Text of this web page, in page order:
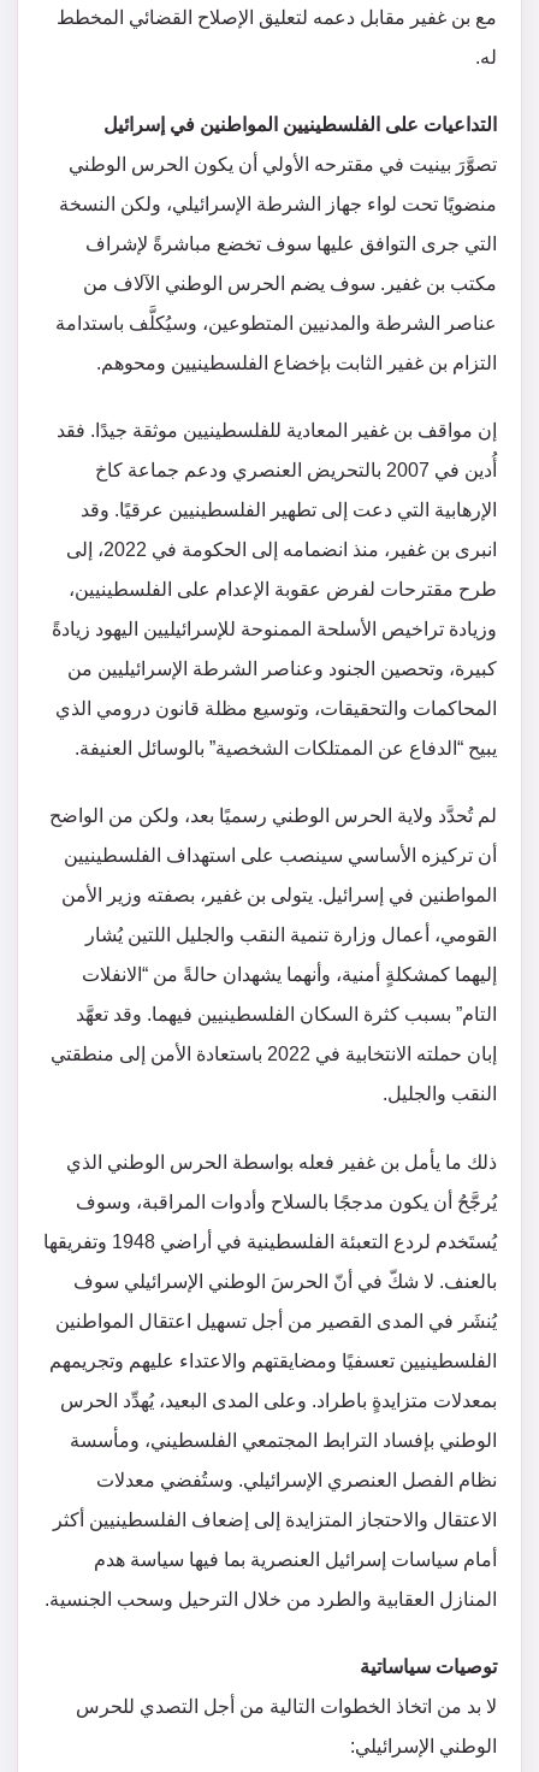
مع بن غفير مقابل دعمه لتعليق الإصلاح القضائي المخطط
له.
التداعيات على الفلسطينيين المواطنين في إسرائيل
تصوَّرَ بينيت في مقترحه الأولي أن يكون الحرس الوطني
منضويًا تحت لواء جهاز الشرطة الإسرائيلي، ولكن النسخة
التي جرى التوافق عليها سوف تخضع مباشرةً لإشراف
مكتب بن غفير. سوف يضم الحرس الوطني الآلاف من
عناصر الشرطة والمدنيين المتطوعين، وسيُكلَّف باستدامة
التزام بن غفير الثابت بإخضاع الفلسطينيين ومحوهم.
إن مواقف بن غفير المعادية للفلسطينيين موثقة جيدًا. فقد
أُدين في 2007 بالتحريض العنصري ودعم جماعة كاخ
الإرهابية التي دعت إلى تطهير الفلسطينيين عرقيًا. وقد
انبرى بن غفير، منذ انضمامه إلى الحكومة في 2022، إلى
طرح مقترحات لفرض عقوبة الإعدام على الفلسطينيين،
وزيادة تراخيص الأسلحة الممنوحة للإسرائيليين اليهود زيادةً
كبيرة، وتحصين الجنود وعناصر الشرطة الإسرائيليين من
المحاكمات والتحقيقات، وتوسيع مظلة قانون درومي الذي
يبيح “الدفاع عن الممتلكات الشخصية” بالوسائل العنيفة.
لم تُحدَّد ولاية الحرس الوطني رسميًا بعد، ولكن من الواضح
أن تركيزه الأساسي سينصب على استهداف الفلسطينيين
المواطنين في إسرائيل. يتولى بن غفير، بصفته وزير الأمن
القومي، أعمال وزارة تنمية النقب والجليل اللتين يُشار
إليهما كمشكلةٍ أمنية، وأنهما يشهدان حالةً من “الانفلات
التام” بسبب كثرة السكان الفلسطينيين فيهما. وقد تعهَّد
إبان حملته الانتخابية في 2022 باستعادة الأمن إلى منطقتي
النقب والجليل.
ذلك ما يأمل بن غفير فعله بواسطة الحرس الوطني الذي
يُرجَّحُ أن يكون مدججًا بالسلاح وأدوات المراقبة، وسوف
يُستَخدم لردع التعبئة الفلسطينية في أراضي 1948 وتفريقها
بالعنف. لا شكّ في أنّ الحرسَ الوطني الإسرائيلي سوف
يُنشَر في المدى القصير من أجل تسهيل اعتقال المواطنين
الفلسطينيين تعسفيًا ومضايقتهم والاعتداء عليهم وتجريمهم
بمعدلات متزايدةٍ باطراد. وعلى المدى البعيد، يُهدِّد الحرس
الوطني بإفساد الترابط المجتمعي الفلسطيني، ومأسسة
نظام الفصل العنصري الإسرائيلي. وستُفضي معدلات
الاعتقال والاحتجاز المتزايدة إلى إضعاف الفلسطينيين أكثر
أمام سياسات إسرائيل العنصرية بما فيها سياسة هدم
المنازل العقابية والطرد من خلال الترحيل وسحب الجنسية.
توصيات سياساتية
لا بد من اتخاذ الخطوات التالية من أجل التصدي للحرس
الوطني الإسرائيلي: